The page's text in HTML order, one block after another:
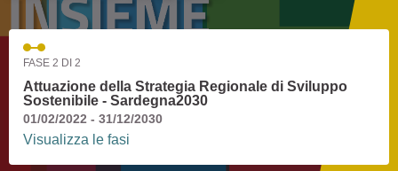
FASE 2 DI 2
Attuazione della Strategia Regionale di Sviluppo
Sostenibile - Sardegna2030
01/02/2022 - 31/12/2030
Visualizza le fasi